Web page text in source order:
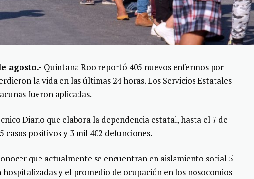
agosto.- Quintana Roo reportó 405 nuevos enfermos por
la vida en las últimas 24 horas. Los Servicios Estatales
fueron aplicadas.
Diario que elabora la dependencia estatal, hasta el 7 de
casos positivos y 3 mil 402 defunciones.
que actualmente se encuentran en aislamiento social 5
hospitalizadas y el promedio de ocupación en los nosocomios